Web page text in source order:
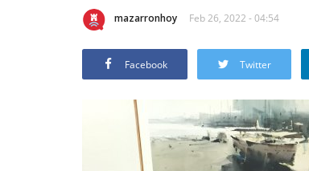
mazarronhoy Feb 26, 2022 - 04:54
Facebook Twitter